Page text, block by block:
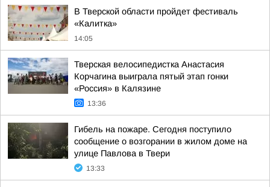
В Тверской области пройдет фестиваль
«Калитка»
14:05
Тверская велосипедистка Анастасия
Корчагина выиграла пятый этап гонки
«Россия» в Калязине
13:36
Гибель на пожаре. Сегодня поступило
сообщение о возгорании в жилом доме на
улице Павлова в Твери
13:33